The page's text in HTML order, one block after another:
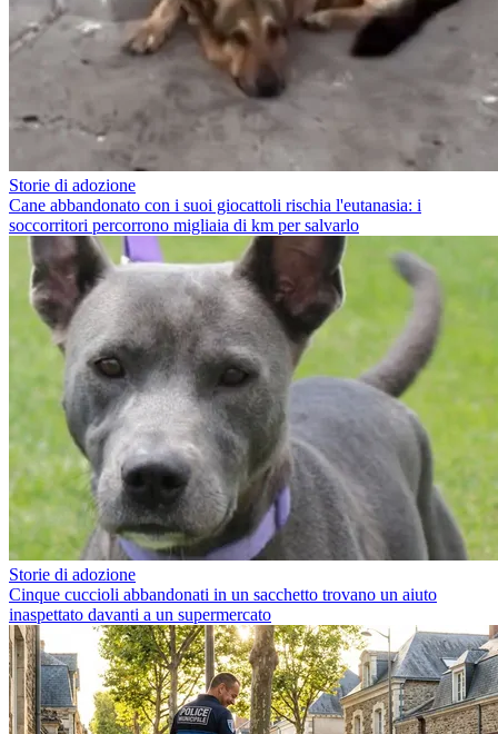
Storie di adozione
Cane abbandonato con i suoi giocattoli rischia l'eutanasia: i
soccorritori percorrono migliaia di km per salvarlo
Storie di adozione
Cinque cuccioli abbandonati in un sacchetto trovano un aiuto
inaspettato davanti a un supermercato